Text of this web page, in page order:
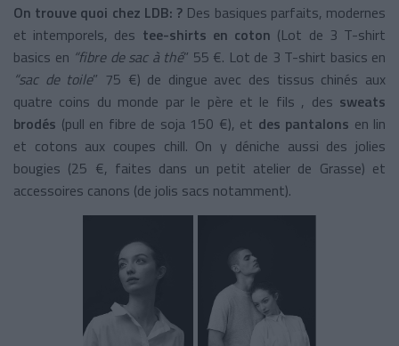
On trouve quoi chez LDB: ? Des basiques parfaits, modernes
et intemporels, des tee-shirts en coton (Lot de 3 T-shirt
basics en “fibre de sac à thé” 55 €. Lot de 3 T-shirt basics en
“sac de toile” 75 €) de dingue avec des tissus chinés aux
quatre coins du monde par le père et le fils , des sweats
brodés (pull en fibre de soja 150 €), et des pantalons en lin
et cotons aux coupes chill. On y déniche aussi des jolies
bougies (25 €, faites dans un petit atelier de Grasse) et
accessoires canons (de jolis sacs notamment).